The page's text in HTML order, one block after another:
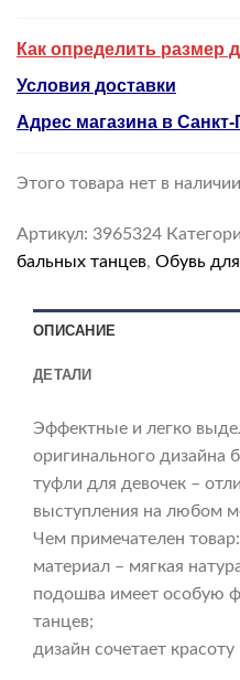
Как определить размер
Условия доставки
Адрес магазина в Санкт-
Этого товара нет в
Артикул: 3965324
бальных танцев, Обувь
ОПИСАНИЕ
ДЕТАЛИ
Эффектные и легко
оригинального дизайна
туфли для девочек –
выступления на любом
Чем примечателен товар:
материал – мягкая
подошва имеет особую
танцев;
дизайн сочетает